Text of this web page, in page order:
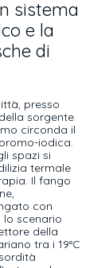
sistema
e la
di
presso
sorgente
circonda il
iodica.
spazi si
termale
Il fango
con
lo scenario
della
tra i 19°C